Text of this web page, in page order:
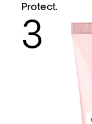
Protect.
3